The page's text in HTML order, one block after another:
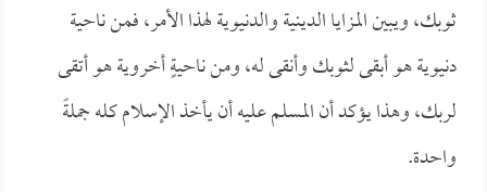
ثوبك، ويبين المزايا الدينية والدنيوية لهذا الأمر، فمن ناحية
دنيوية هو أبقى لثوبك وأنقى له، ومن ناحيةٍ أخروية هو أتقى
لربك، وهذا يؤكد أن المسلم عليه أن يأخذ الإسلام كله جملةً
واحدة.